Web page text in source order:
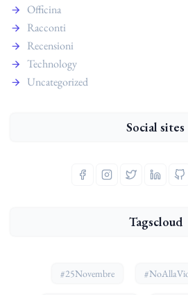
Officina
Racconti
Recensioni
Technology
Uncategorized
Social sites
Tagscloud
#25Novembre